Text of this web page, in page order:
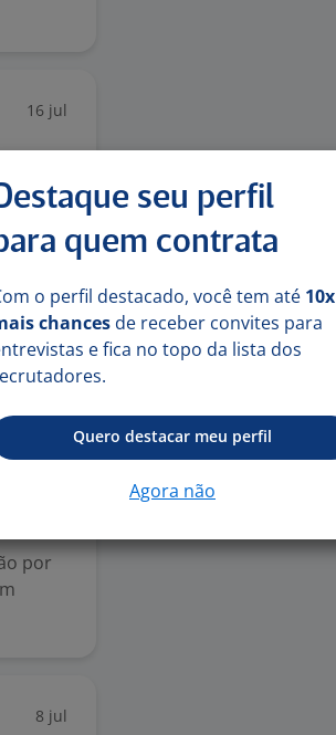
16 jul
por
8 jul
seu perfil
quem contrata
o perfil destacado, você tem até 10x
chances de receber convites para
e fica no topo da lista dos
Quero destacar meu perfil
Agora não